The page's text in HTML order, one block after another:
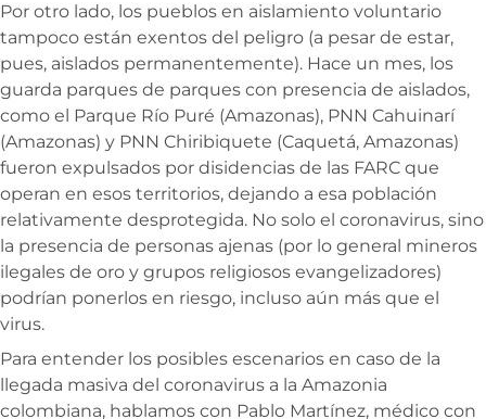
Por otro lado, los pueblos en aislamiento voluntario
tampoco están exentos del peligro (a pesar de estar,
pues, aislados permanentemente). Hace un mes, los
guarda parques de parques con presencia de aislados,
como el Parque Río Puré (Amazonas), PNN Cahuinarí
(Amazonas) y PNN Chiribiquete (Caquetá, Amazonas)
fueron expulsados por disidencias de las FARC que
operan en esos territorios, dejando a esa población
relativamente desprotegida. No solo el coronavirus, sino
la presencia de personas ajenas (por lo general mineros
ilegales de oro y grupos religiosos evangelizadores)
podrían ponerlos en riesgo, incluso aún más que el
virus.
Para entender los posibles escenarios en caso de la
llegada masiva del coronavirus a la Amazonia
colombiana, hablamos con Pablo Martínez, médico con